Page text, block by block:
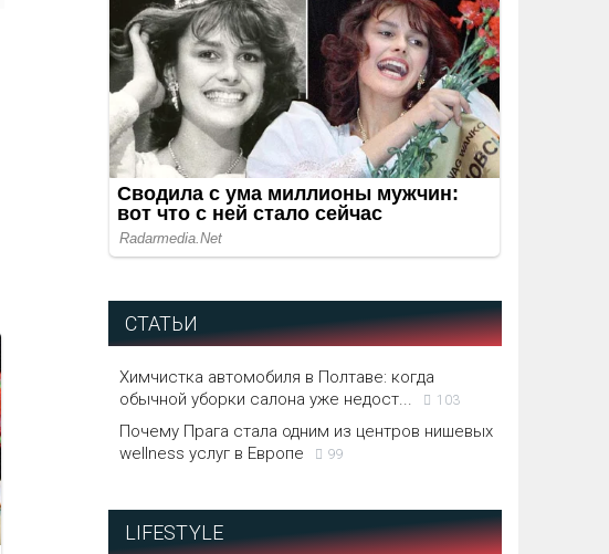
СТАТЬИ
Химчистка автомобиля в Полтаве: когда
обычной уборки салона уже недост...
103
Почему Прага стала одним из центров нишевых
wellness услуг в Европе
99
LIFESTYLE